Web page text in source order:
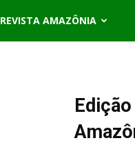
REVISTA AMAZÔNIA